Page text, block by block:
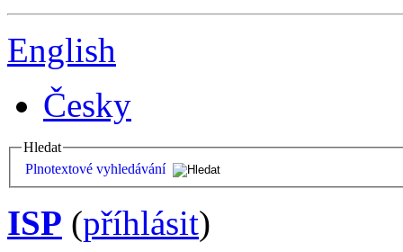
English
Česky
Hledat
Plnotextové vyhledávání
ISP (příhlásit)